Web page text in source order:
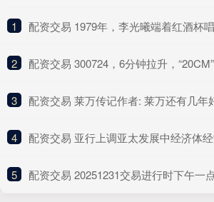
1 配资交易 1979年，李光曦端着红酒杯唱《祝酒歌》
2 配资交易 300724，6分钟拉升，
3 配资交易 莱万传记作者: 莱万还有几年好时光, 若
4 配资交易 亚行上调亚太发展中经济体
5 配资交易 20251231交易进行时下午一